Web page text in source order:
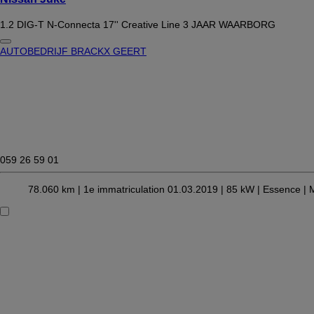
1.2 DIG-T N-Connecta 17'' Creative Line 3 JAAR WAARBORG
AUTOBEDRIJF BRACKX GEERT
059 26 59 01
78.060 km | 1e immatriculation 01.03.2019 | 85 kW | Essence |